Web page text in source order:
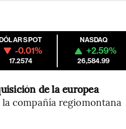
SPOT
-0.01%
17.2574
NASDAQ
+2.59%
26,584.99
de la europea
compañía regiomontana